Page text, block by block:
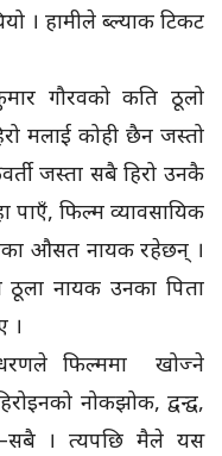
। हामीले ब्ल्याक टिकट
गौरवको कति ठूलो
मलाई कोही छैन जस्तो
जस्ता सबै हिरो उनकै
पाएँ, फिल्म व्यावसायिक
औसत नायक रहेछन् ।
ठूला नायक उनका पिता
।
फिल्ममा खोज्ने
नोकझोक, द्वन्द्व,
। त्यपछि मैले यस